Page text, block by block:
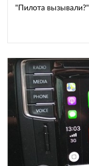
"Пилота вызывали?"